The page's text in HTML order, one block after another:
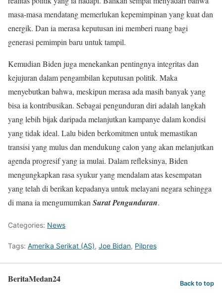
masa-masa mendatang memerlukan kepemimpinan yang kuat dan
energik. Dan ia merasa keputusan ini memberi ruang bagi
generasi pemimpin baru untuk tampil.
Kemudian Biden juga menekankan pentingnya integritas dan
kejujuran dalam pengambilan keputusan politik. Maka
menyebutkan bahwa, meskipun merasa ada masih banyak yang
bisa ia kontribusikan. Sebagai pengunduran diri adalah langkah
yang lebih bijak daripada melanjutkan kampanye dalam kondisi
yang tidak ideal. Lalu biden berkomitmen untuk memastikan
transisi yang mulus dan mendukung calon yang akan melanjutkan
agenda progresif yang ia mulai. Dalam refleksinya, Biden
mengungkapkan rasa syukur yang mendalam atas kesempatan
yang telah di berikan kepadanya untuk melayani negara sehingga
di mana ia mengumumkan Surat Pengunduran.
Categories: News
Tags: Amerika Serikat (AS), Joe Bidan, Pilpres
BeritaMedan24 Back to top